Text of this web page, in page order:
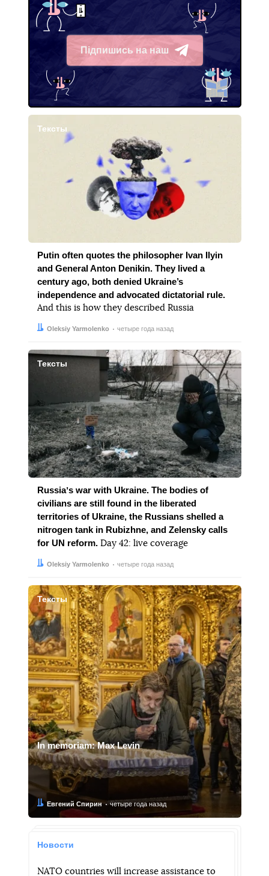
Підпишись на наш
Telegram
Тексты
Putin often quotes the philosopher Ivan Ilyin
and General Anton Denikin. They lived a
century ago, both denied Ukraine’s
independence and advocated dictatorial rule.
And this is how they described Russia
Автор:
Oleksiy Yarmolenko
Дата: четыре года назад
Тексты
Russiaʼs war with Ukraine. The bodies of
civilians are still found in the liberated
territories of Ukraine, the Russians shelled a
nitrogen tank in Rubizhne, and Zelensky calls
for UN reform. Day 42: live coverage
Автор:
Oleksiy Yarmolenko
Дата: четыре года назад
Тексты
In memoriam: Max Levin
Автор:
Евгений Спирин
Дата: четыре года назад
Новости
NATO countries will increase assistance to